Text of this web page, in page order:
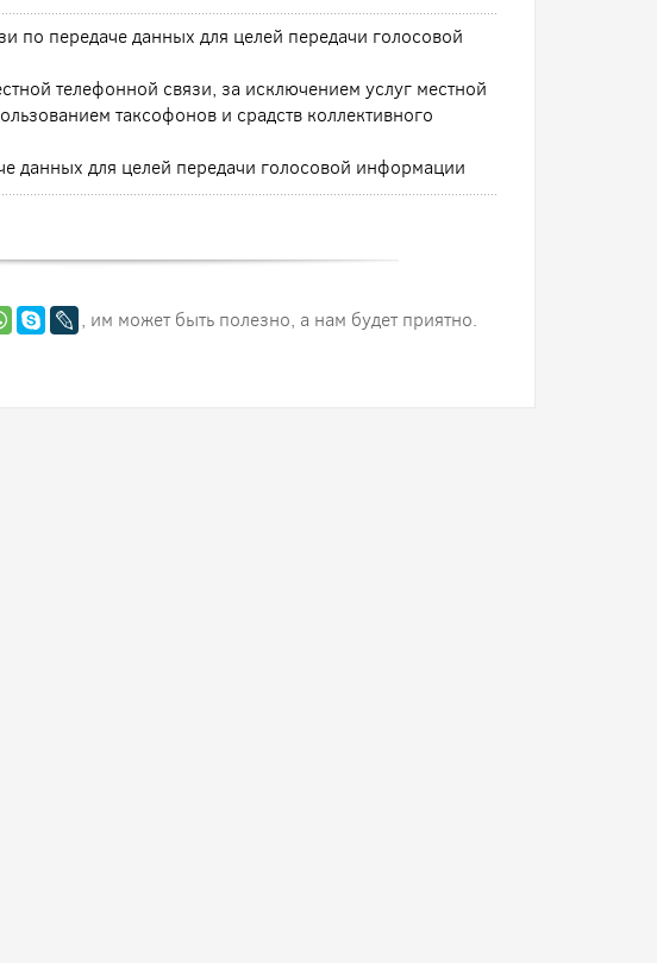
по передаче данных для целей передачи голосовой
телефонной связи, за исключением услуг местной
таксофонов и срадств коллективного
данных для целей передачи голосовой информации
, им может быть полезно, а нам будет приятно.